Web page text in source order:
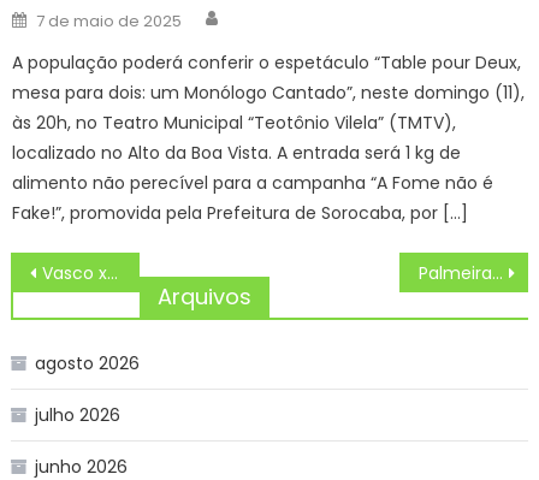
Posted
on
7 de maio de 2025
A população poderá conferir o espetáculo “Table pour Deux,
mesa para dois: um Monólogo Cantado”, neste domingo (11),
às 20h, no Teatro Municipal “Teotônio Vilela” (TMTV),
localizado no Alto da Boa Vista. A entrada será 1 kg de
alimento não perecível para a campanha “A Fome não é
Fake!”, promovida pela Prefeitura de Sorocaba, por […]
Navegação
de
Vasco x Sport ONDE ASSISTIR AO VIVO, ESCALAÇÕES E PALPITES, BRASILEIRÃO 2025, HOJE (12/04) Palmeiras x Corinthians ONDE ASSISTIR AO VIVO, ESCALAÇÕES E PALPITES, BRASILEIRÃO 2025, HOJE (12/04)
Arquivos
agosto 2026
julho 2026
junho 2026